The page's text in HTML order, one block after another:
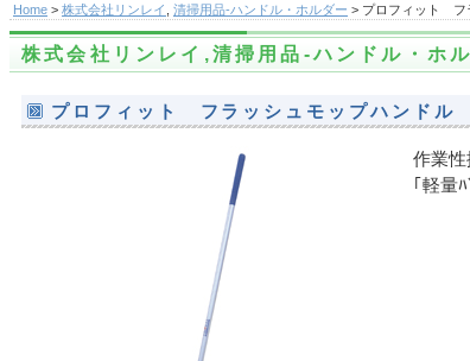
Home > 株式会社リンレイ 清掃用品-ハンドル・ホルダー > プロフィット フ
株式会社リンレイ ,清掃用品-ハンドル・ホ
プロフィット フラッシュモップハンドル
作業性
｢軽量